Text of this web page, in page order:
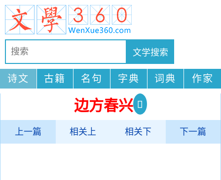
诗文 古籍 名句 字典 词典 作家
边方春兴
上一篇 相关上 相关下 下一篇